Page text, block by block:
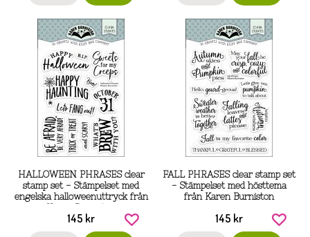
HALLOWEEN PHRASES clear
stamp set - Stämpelset med
engelska halloweenuttryck från
145 kr
FALL PHRASES clear stamp set
- Stämpelset med hösttema
från Karen Burniston
145 kr